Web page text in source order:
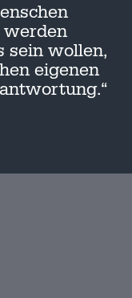
werden
sein wollen,
eigenen